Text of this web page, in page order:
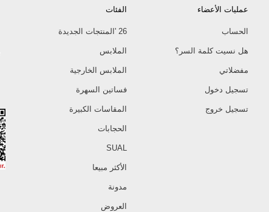
عمليات الأعضاء
الحساب
هل نسيت كلمة السر؟
مفضلاتي
تسجيل دخول
تسجيل خروج
الفئات
26 'المنتجات الجديدة
الملابس
الملابس الخارجية
فساتين السهرة
المقاسات الكبيرة
الحجابات
SUAL
الأكثر مبيعا
مدونة
العروض